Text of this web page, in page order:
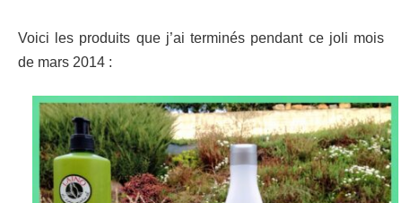
Voici les produits que j’ai terminés pendant ce joli mois
de mars 2014 :